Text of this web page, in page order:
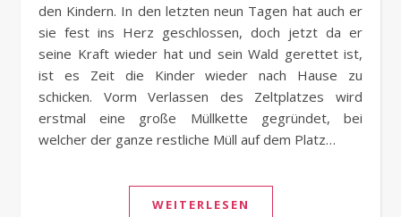
den Kindern. In den letzten neun Tagen hat auch er
sie fest ins Herz geschlossen, doch jetzt da er
seine Kraft wieder hat und sein Wald gerettet ist,
ist es Zeit die Kinder wieder nach Hause zu
schicken. Vorm Verlassen des Zeltplatzes wird
erstmal eine große Müllkette gegründet, bei
welcher der ganze restliche Müll auf dem Platz…
WEITERLESEN